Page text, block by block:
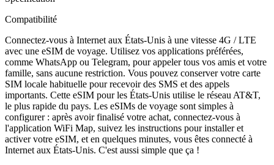
Compatibilité
Connectez-vous à Internet aux États-Unis à une vitesse 4G / LTE
avec une eSIM de voyage. Utilisez vos applications préférées,
comme WhatsApp ou Telegram, pour appeler tous vos amis et votre
famille, sans aucune restriction. Vous pouvez conserver votre carte
SIM locale habituelle pour recevoir des SMS et des appels
importants. Cette eSIM pour les États-Unis utilise le réseau AT&T,
le plus rapide du pays. Les eSIMs de voyage sont simples à
configurer : après avoir finalisé votre achat, connectez-vous à
l'application WiFi Map, suivez les instructions pour installer et
activer votre eSIM, et en quelques minutes, vous êtes connecté à
Internet aux États-Unis. C'est aussi simple que ça !